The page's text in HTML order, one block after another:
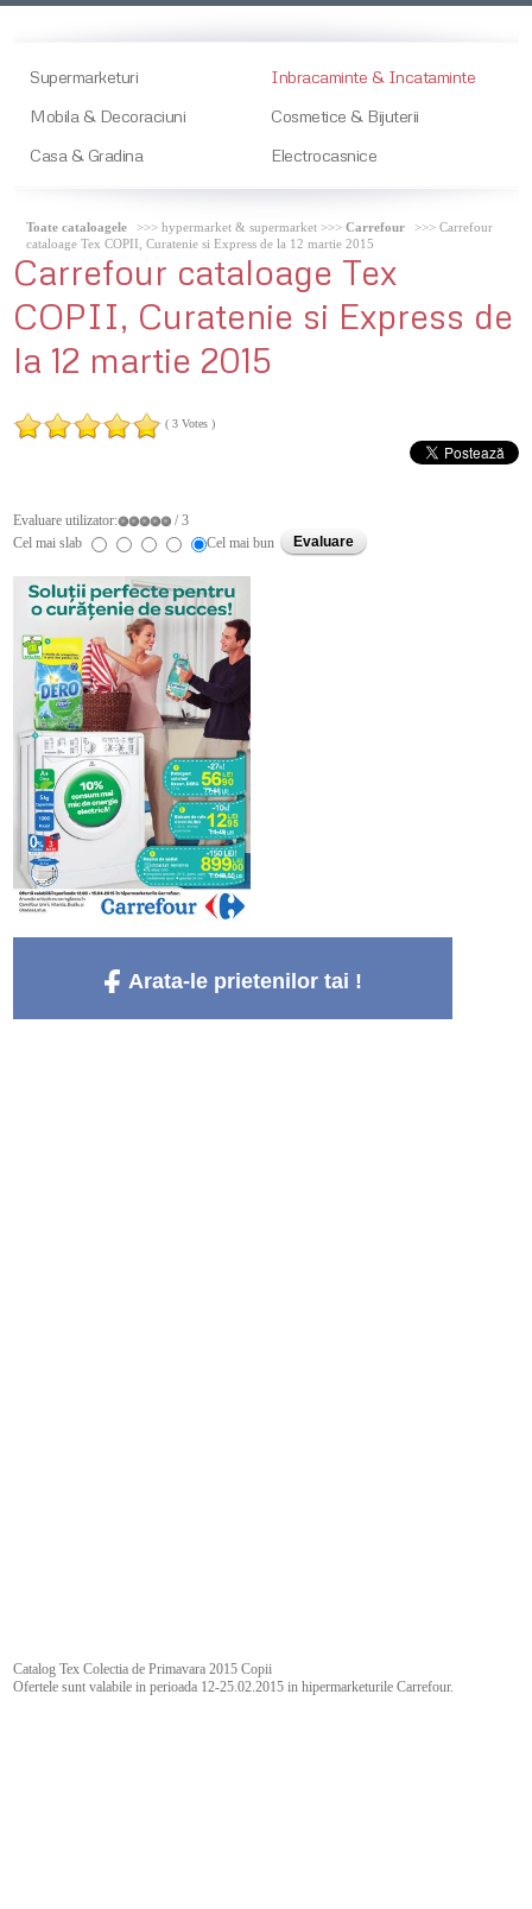
Supermarketuri
Inbracaminte & Incataminte
Mobila & Decoraciuni
Cosmetice & Bijuterii
Casa & Gradina
Electrocasnice
Toate cataloagele >>> hypermarket & supermarket >>>Carrefour
>>> Carrefour
cataloage Tex COPII, Curatenie si Express de la 12 martie 2015
Carrefour cataloage Tex
COPII, Curatenie si Express de
la 12 martie 2015
( 3 Votes )
Evaluare utilizator:
/ 3
Cel mai slab
Cel mai bun
Arata-le prietenilor tai !
Catalog Tex Colectia de Primavara 2015 Copii
Ofertele sunt valabile in perioada 12-25.02.2015 in hipermarketurile Carrefour.